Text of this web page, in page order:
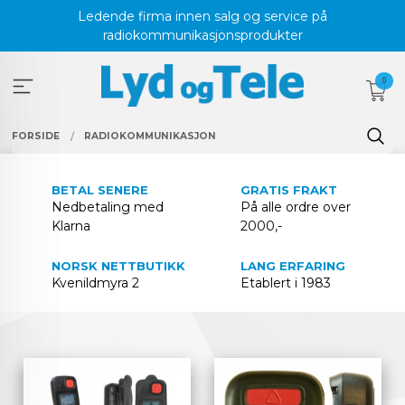
Ledende firma innen salg og service på
radiokommunikasjonsprodukter
0
FORSIDE RADIOKOMMUNIKASJON
BETAL SENERE
Nedbetaling med
Klarna
GRATIS FRAKT
På alle ordre over
2000,-
NORSK NETTBUTIKK
Kvenildmyra 2
LANG ERFARING
Etablert i 1983